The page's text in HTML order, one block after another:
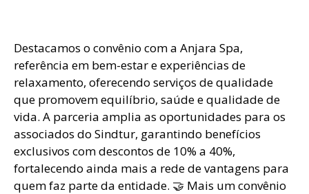
Destacamos o convênio com a Anjara Spa,
referência em bem-estar e experiências de
relaxamento, oferecendo serviços de qualidade
que promovem equilíbrio, saúde e qualidade de
vida. A parceria amplia as oportunidades para os
associados do Sindtur, garantindo benefícios
exclusivos com descontos de 10% a 40%,
fortalecendo ainda mais a rede de vantagens para
quem faz parte da entidade. 🤝 Mais um convênio